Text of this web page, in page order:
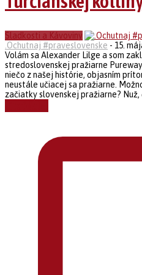
Sladkosti a Kávoviny
.Ochutnaj #praveslovenske - 15.
Volám sa Alexander Lilge a som
stredoslovenskej pražiarne
niečo z našej histórie, objasním
neustále učiacej sa pražiarne. Možno sa pýtate, ako vyzerajú také
začiatky slovenskej pražiarne? Nuž,